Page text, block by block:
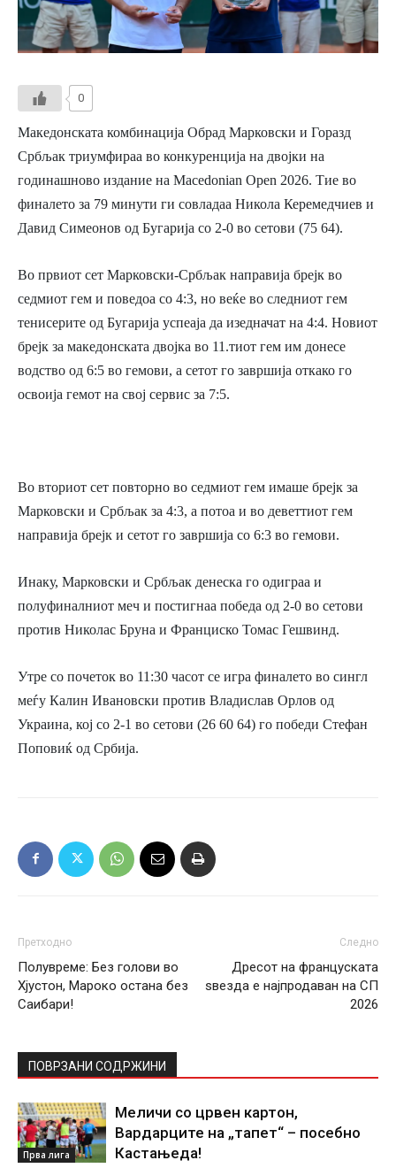
0
Македонската комбинација Обрад Марковски и Горазд
Србљак триумфираа во конкуренција на двојки на
годинашново издание на Macedonian Open 2026. Тие во
финалето за 79 минути ги совладаа Никола Керемедчиев и
Давид Симеонов од Бугарија со 2-0 во сетови (75 64).
Во првиот сет Марковски-Србљак направија брејк во
седмиот гем и поведоа со 4:3, но веќе во следниот гем
тенисерите од Бугарија успеаја да изедначат на 4:4. Новиот
брејк за македонската двојка во 11.тиот гем им донесе
водство од 6:5 во гемови, а сетот го завршија откако го
освоија гемот на свој сервис за 7:5.
Во вториот сет повторно во седмиот гем имаше брејк за
Марковски и Србљак за 4:3, а потоа и во деветтиот гем
направија брејк и сетот го завршија со 6:3 во гемови.
Инаку, Марковски и Србљак денеска го одиграа и
полуфиналниот меч и постигнаа победа од 2-0 во сетови
против Николас Бруна и Франциско Томас Гешвинд.
Утре со почеток во 11:30 часот се игра финалето во сингл
меѓу Калин Ивановски против Владислав Орлов од
Украина, кој со 2-1 во сетови (26 60 64) го победи Стефан
Поповиќ од Србија.
Претходно
Полувреме: Без голови во
Хјустон, Мароко остана без
Саибари!
Следно
Дресот на француската
ѕвезда е најпродаван на СП
2026
ПОВРЗАНИ СОДРЖИНИ
Прва лига
Меличи со црвен картон,
Вардарците на „тапет“ – посебно
Кастањеда!